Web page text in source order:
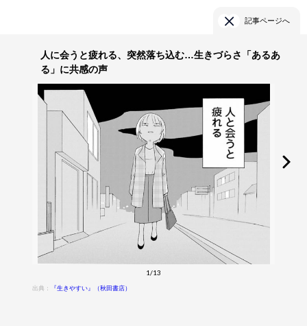
記事ページへ
人に会うと疲れる、突然落ち込む…生きづらさ「あるあ
る」に共感の声
1/13
出典： 『生きやすい』（秋田書店）